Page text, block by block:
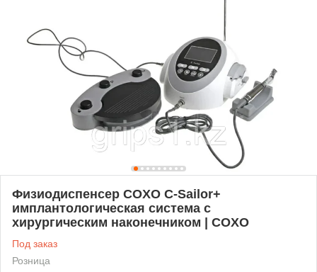
Физиодиспенсер COXO C-Sailor+
имплантологическая система с
хирургическим наконечником | COXO
Под заказ
Розница